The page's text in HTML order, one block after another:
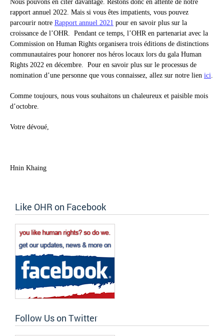
Nous pouvons en citer davantage. Restons donc en attente de notre
rapport annuel 2022. Mais si vous êtes impatients, vous pouvez
parcourir notre Rapport annuel 2021 pour en savoir plus sur la
croissance de l’OHR. Pendant ce temps, l’OHR en partenariat avec la
Commission on Human Rights organisera trois éditions de distinctions
communautaires pour honorer nos héros locaux lors du gala Human
Rights 2022 en décembre. Pour en savoir plus sur le processus de
nomination d’une personne que vous connaissez, allez sur notre lien ici
Comme toujours, nous vous souhaitons un chaleureux et paisible mois
d’octobre.
Votre dévoué,
Hnin Khaing
Like OHR on Facebook
Follow Us on Twitter